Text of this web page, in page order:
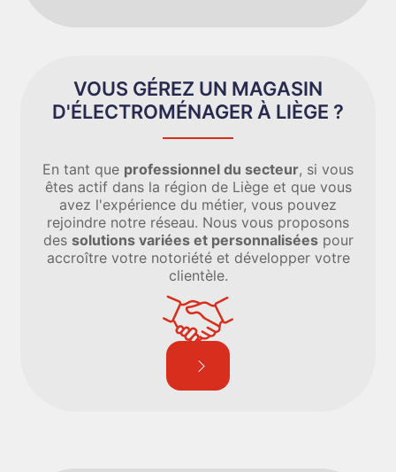
VOUS GÉREZ UN MAGASIN
D'ÉLECTROMÉNAGER À LIÈGE ?
En tant que professionnel du secteur, si vous
êtes actif dans la région de Liège et que vous
avez l'expérience du métier, vous pouvez
rejoindre notre réseau. Nous vous proposons
des solutions variées et personnaliséespour
accroître votre notoriété et développer votre
clientèle.